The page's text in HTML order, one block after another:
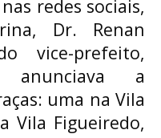
redes sociais,
Dr. Renan
vice-prefeito,
anunciava a
uma na Vila
Vila Figueiredo,